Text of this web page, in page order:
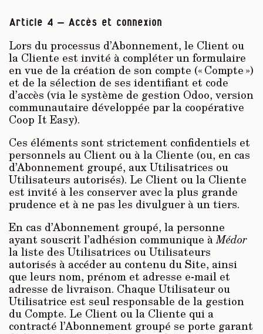
Article 4 – Accès et connexion
Lors du processus d’Abonnement, le Client ou
la Cliente est invité à compléter un formulaire
en vue de la création de son compte (« Compte »)
et de la sélection de ses identifiant et code
d’accès (via le système de gestion Odoo, version
communautaire développée par la coopérative
Coop It Easy).
Ces éléments sont strictement confidentiels et
personnels au Client ou à la Cliente (ou, en cas
d’Abonnement groupé, aux Utilisatrices ou
Utilisateurs autorisés). Le Client ou la Cliente
est invité à les conserver avec la plus grande
prudence et à ne pas les divulguer à un tiers.
En cas d’Abonnement groupé, la personne
ayant souscrit l’adhésion communique àMédor
la liste des Utilisatrices ou Utilisateurs
autorisés à accéder au contenu du Site, ainsi
que leurs nom, prénom et adresse e-mail et
adresse de livraison. Chaque Utilisateur ou
Utilisatrice est seul responsable de la gestion
du Compte. Le Client ou la Cliente qui a
contracté l’Abonnement groupé se porte garant